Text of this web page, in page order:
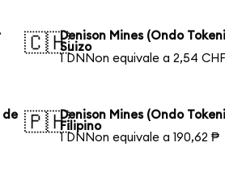
🇨🇭Denison Mines (Ondo
Suizo
1 DNNon equivale a 2,54 CHF
de 🇵🇭Denison Mines (Ondo
Filipino
1 DNNon equivale a 190,62 ₱